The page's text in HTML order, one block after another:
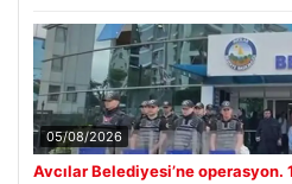
05/08/2026
Avcılar Belediyesi’ne operasyon.